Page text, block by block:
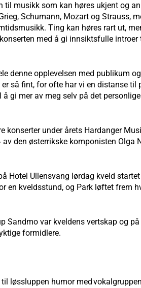
musikk som kan høres ukjent og
Schumann, Mozart og Strauss,
Ting kan høres rart ut,
med å gi innsiktsfulle
denne opplevelsen med publikum
så fint, for ofte har vi en distanse
gi mer av meg selv på det
konserter under årets Hardanger
den østerrikske komponisten Olga
Hotel Ullensvang lørdag kveld
en kveldsstund, og Park løftet frem
Sandmo var kveldens vertskap og
formidlere.
løssluppen humor med